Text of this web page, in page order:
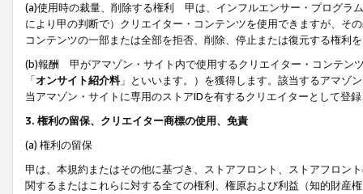
(a)使用時の裁量、削除する権利 甲は、インフルエンサー・プログラ
により甲の判断で）クリエイター・コンテンツを使用できますが、そ
コンテンツの一部または全部を拒否、削除、停止または復元する権利
(b)報酬 甲がアマゾン・サイト内で使用するクリエイター・コンテン
「オンサイト紹介料」といいます。）を獲得します。該当するアマゾ
当アマゾン・サイトに専用のストアIDを有するクリエイターとして登
3. 権利の留保、クリエイター商標の使用、免責
(a) 権利の留保
甲は、本規約またはその他に基づき、ストアフロント、ストアフロン
関するまたはこれらに対する全ての権利、権原および利益（知的財産